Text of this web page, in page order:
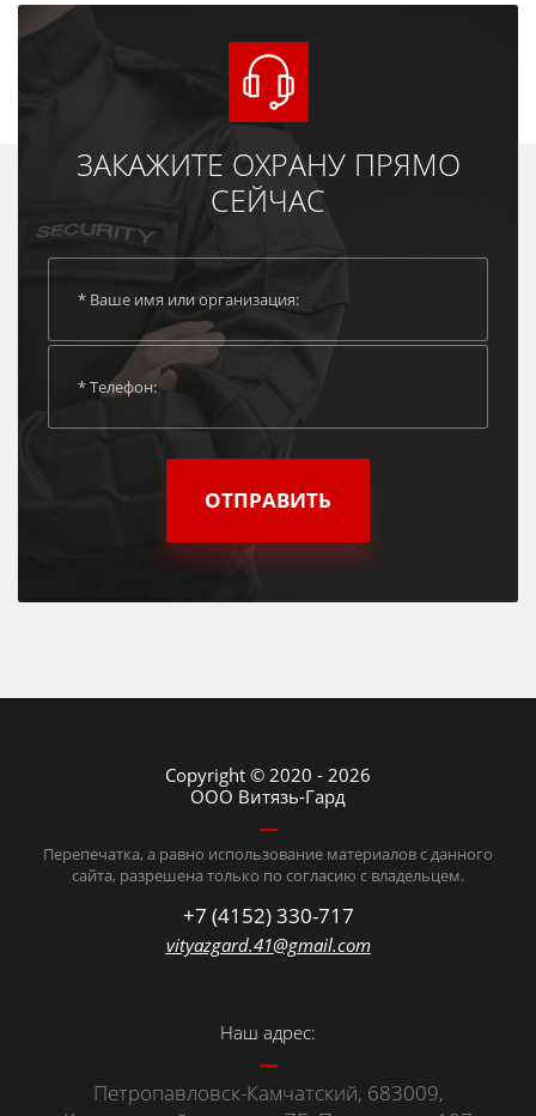
ЗАКАЖИТЕ ОХРАНУ ПРЯМО
СЕЙЧАС
ОТПРАВИТЬ
Copyright © 2020 - 2026
ООО Витязь-Гард
Перепечатка, а равно использование материалов с данного
сайта, разрешена только по согласию с владельцем.
+7 (4152) 330-717
vityazgard.41@gmail.com
Наш адрес:
Петропавловск-Камчатский, 683009,